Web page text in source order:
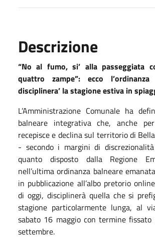
Descrizione
“No al fumo, si’ alla passeggiata
quattro zampe”: ecco l’ordinanza
disciplinera’ la stagione estiva in
L’Amministrazione Comunale ha
balneare integrativa che, anche
recepisce e declina sul territorio di
- secondo i margini di
quanto disposto dalla Regione
nell’ultima ordinanza balneare
in pubblicazione all’albo pretorio
di oggi, disciplinerà quella che si
stagione particolarmente lunga, al
sabato 16 maggio con termine fissato
settembre.